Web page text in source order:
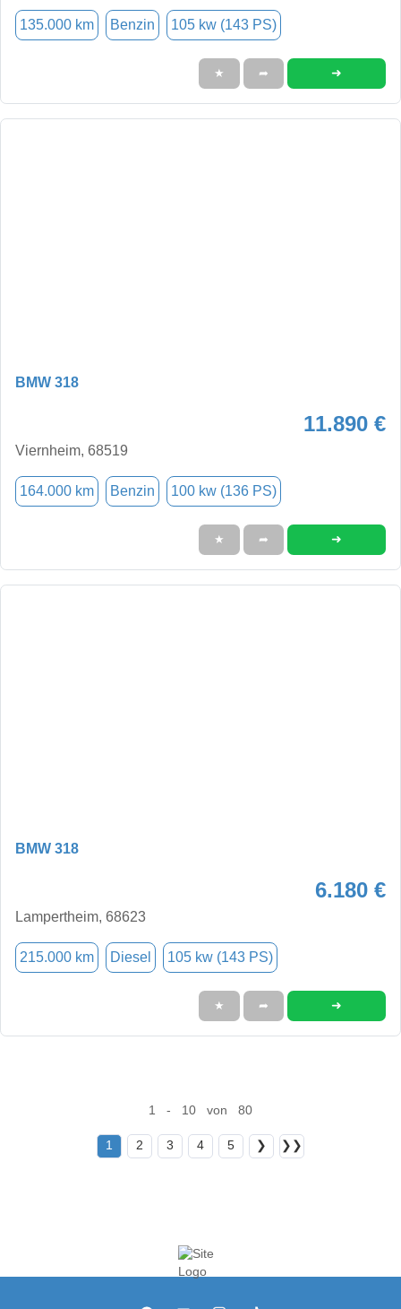
135.000 km Benzin 105 kw (143 PS)
★ ➦ ➜
BMW 318
11.890 €
Viernheim, 68519
164.000 km Benzin 100 kw (136 PS)
★ ➦ ➜
BMW 318
6.180 €
Lampertheim, 68623
215.000 km Diesel 105 kw (143 PS)
★ ➦ ➜
1 - 10 von 80
1 2 3 4 5 ❯ ❯❯